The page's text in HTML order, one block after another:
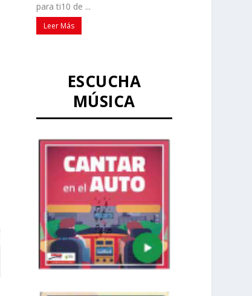
para ti10 de ...
Leer Más
ESCUCHA
MÚSICA